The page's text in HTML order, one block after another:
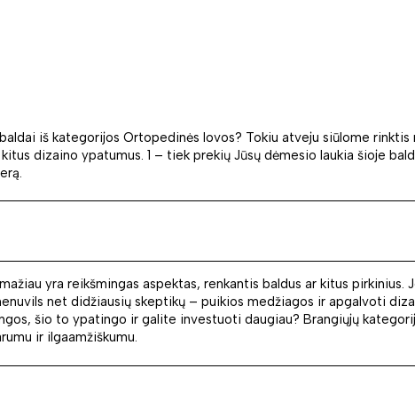
iš kategorijos Ortopedinės lovos? Tokiu atveju siūlome
dizaino ypatumus. 1 – tiek prekių Jūsų dėmesio laukia šioje
yra reikšmingas aspektas, renkantis baldus ar kitus
net didžiausių skeptikų – puikios medžiagos ir apgalvoti
šio to ypatingo ir galite investuoti daugiau? Brangiųjų
ir ilgaamžiškumu.